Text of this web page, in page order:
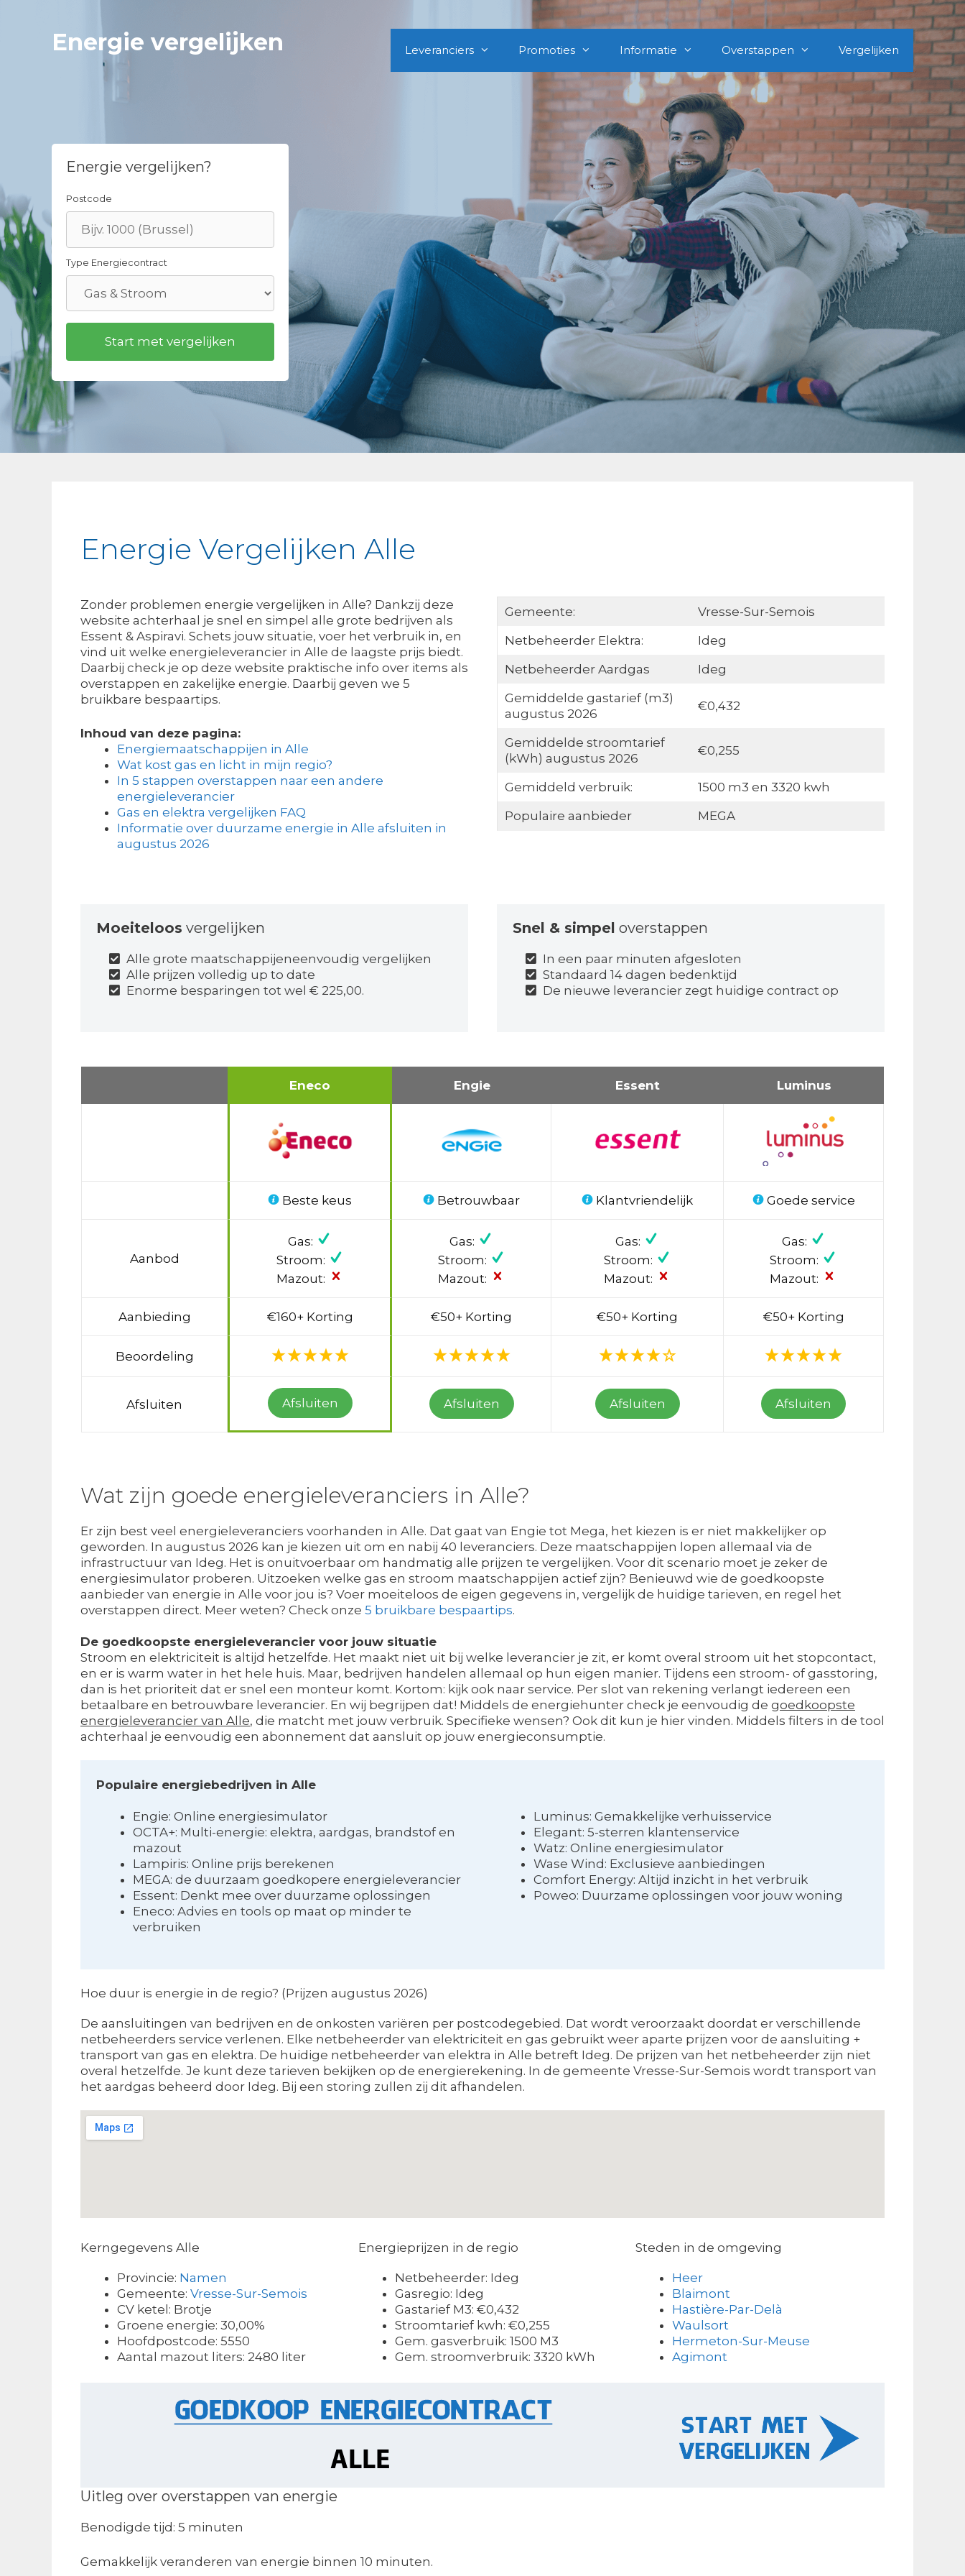
Energie vergelijken Leveranciers Promoties Informatie Overstappen Vergelijken
Energie vergelijken?
Postcode
Type Energiecontract
Energie Vergelijken Alle
Zonder problemen energie vergelijken in Alle? Dankzij deze
website achterhaal je snel en simpel alle grote bedrijven als
Essent & Aspiravi. Schets jouw situatie, voer het verbruik in, en
vind uit welke energieleverancier in Alle de laagste prijs biedt.
Daarbij check je op deze website praktische info over items als
overstappen en zakelijke energie. Daarbij geven we 5
bruikbare bespaartips.
Inhoud van deze pagina:
Energiemaatschappijen in Alle
Wat kost gas en licht in mijn regio?
In 5 stappen overstappen naar een andere
energieleverancier
Gas en elektra vergelijken FAQ
Informatie over duurzame energie in Alle afsluiten in
augustus 2026
Gemeente:
Vresse-Sur-Semois
Netbeheerder Elektra:
Ideg
Netbeheerder Aardgas
Ideg
Gemiddelde gastarief (m3)
augustus 2026
€0,432
Gemiddelde stroomtarief
(kWh) augustus 2026
€0,255
Gemiddeld verbruik:
1500 m3 en 3320 kwh
Populaire aanbieder
MEGA
Moeiteloos vergelijken
Alle grote maatschappijeneenvoudig vergelijken
Alle prijzen volledig up to date
Enorme besparingen tot wel € 225,00.
Snel & simpel overstappen
In een paar minuten afgesloten
Standaard 14 dagen bedenktijd
De nieuwe leverancier zegt huidige contract op
Eneco Engie Essent Luminus
Beste keus Betrouwbaar Klantvriendelijk Goede service
Aanbod
Gas:
Stroom:
Mazout:
Gas:
Stroom:
Mazout:
Gas:
Stroom:
Mazout:
Gas:
Stroom:
Mazout:
Aanbieding €160+ Korting €50+ Korting €50+ Korting €50+ Korting
Beoordeling
Afsluiten Afsluiten Afsluiten Afsluiten Afsluiten
Wat zijn goede energieleveranciers in Alle?
Er zijn best veel energieleveranciers voorhanden in Alle. Dat gaat van Engie tot Mega, het kiezen is er niet makkelijker op
geworden. In augustus 2026 kan je kiezen uit om en nabij 40 leveranciers. Deze maatschappijen lopen allemaal via de
infrastructuur van Ideg. Het is onuitvoerbaar om handmatig alle prijzen te vergelijken. Voor dit scenario moet je zeker de
energiesimulator proberen. Uitzoeken welke gas en stroom maatschappijen actief zijn? Benieuwd wie de goedkoopste
aanbieder van energie in Alle voor jou is? Voer moeiteloos de eigen gegevens in, vergelijk de huidige tarieven, en regel het
overstappen direct. Meer weten? Check onze 5 bruikbare bespaartips.
De goedkoopste energieleverancier voor jouw situatie
Stroom en elektriciteit is altijd hetzelfde. Het maakt niet uit bij welke leverancier je zit, er komt overal stroom uit het stopcontact,
en er is warm water in het hele huis. Maar, bedrijven handelen allemaal op hun eigen manier. Tijdens een stroom- of gasstoring,
dan is het prioriteit dat er snel een monteur komt. Kortom: kijk ook naar service. Per slot van rekening verlangt iedereen een
betaalbare en betrouwbare leverancier. En wij begrijpen dat! Middels de energiehunter check je eenvoudig de goedkoopste
energieleverancier van Alle, die matcht met jouw verbruik. Specifieke wensen? Ook dit kun je hier vinden. Middels filters in de tool
achterhaal je eenvoudig een abonnement dat aansluit op jouw energieconsumptie.
Populaire energiebedrijven in Alle
Engie: Online energiesimulator
OCTA+: Multi-energie: elektra, aardgas, brandstof en
mazout
Lampiris: Online prijs berekenen
MEGA: de duurzaam goedkopere energieleverancier
Essent: Denkt mee over duurzame oplossingen
Eneco: Advies en tools op maat op minder te
verbruiken
Luminus: Gemakkelijke verhuisservice
Elegant: 5-sterren klantenservice
Watz: Online energiesimulator
Wase Wind: Exclusieve aanbiedingen
Comfort Energy: Altijd inzicht in het verbruik
Poweo: Duurzame oplossingen voor jouw woning
Hoe duur is energie in de regio? (Prijzen augustus 2026)
De aansluitingen van bedrijven en de onkosten variëren per postcodegebied. Dat wordt veroorzaakt doordat er verschillende
netbeheerders service verlenen. Elke netbeheerder van elektriciteit en gas gebruikt weer aparte prijzen voor de aansluiting +
transport van gas en elektra. De huidige netbeheerder van elektra in Alle betreft Ideg. De prijzen van het netbeheerder zijn niet
overal hetzelfde. Je kunt deze tarieven bekijken op de energierekening. In de gemeente Vresse-Sur-Semois wordt transport van
het aardgas beheerd door Ideg. Bij een storing zullen zij dit afhandelen.
Kerngegevens Alle
Provincie: Namen
Gemeente: Vresse-Sur-Semois
CV ketel: Brotje
Groene energie: 30,00%
Hoofdpostcode: 5550
Aantal mazout liters: 2480 liter
Energieprijzen in de regio
Netbeheerder: Ideg
Gasregio: Ideg
Gastarief M3: €0,432
Stroomtarief kwh: €0,255
Gem. gasverbruik: 1500 M3
Gem. stroomverbruik: 3320 kWh
Steden in de omgeving
Heer
Blaimont
Hastière-Par-Delà
Waulsort
Hermeton-Sur-Meuse
Agimont
Uitleg over overstappen van energie
Benodigde tijd: 5 minuten
Gemakkelijk veranderen van energie binnen 10 minuten.